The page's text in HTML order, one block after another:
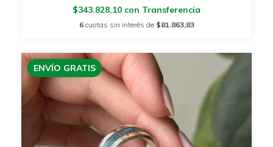
$343.828,10 con Transferencia
6 cuotas sin interés de $81.863,83
ENVÍO GRATIS